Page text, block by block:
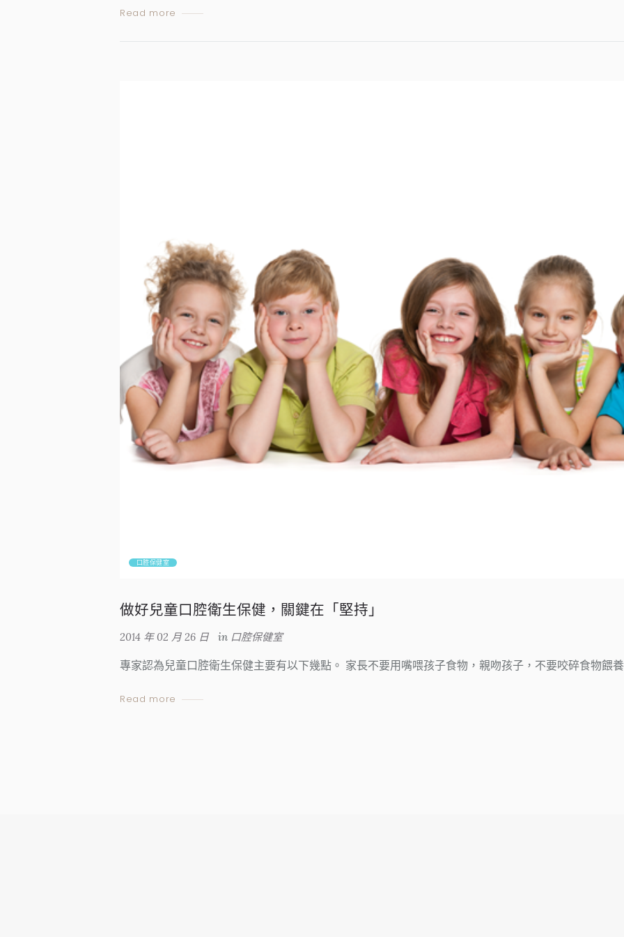
Read more
口腔保健室
做好兒童口腔衛生保健，關鍵在「堅持」
2014 年 02 月 26 日 in 口腔保健室
專家認為兒童口腔衛生保健主要有以下幾點。 家長不要用嘴喂孩子食物，親吻孩子，不要咬碎食物餵
Read more